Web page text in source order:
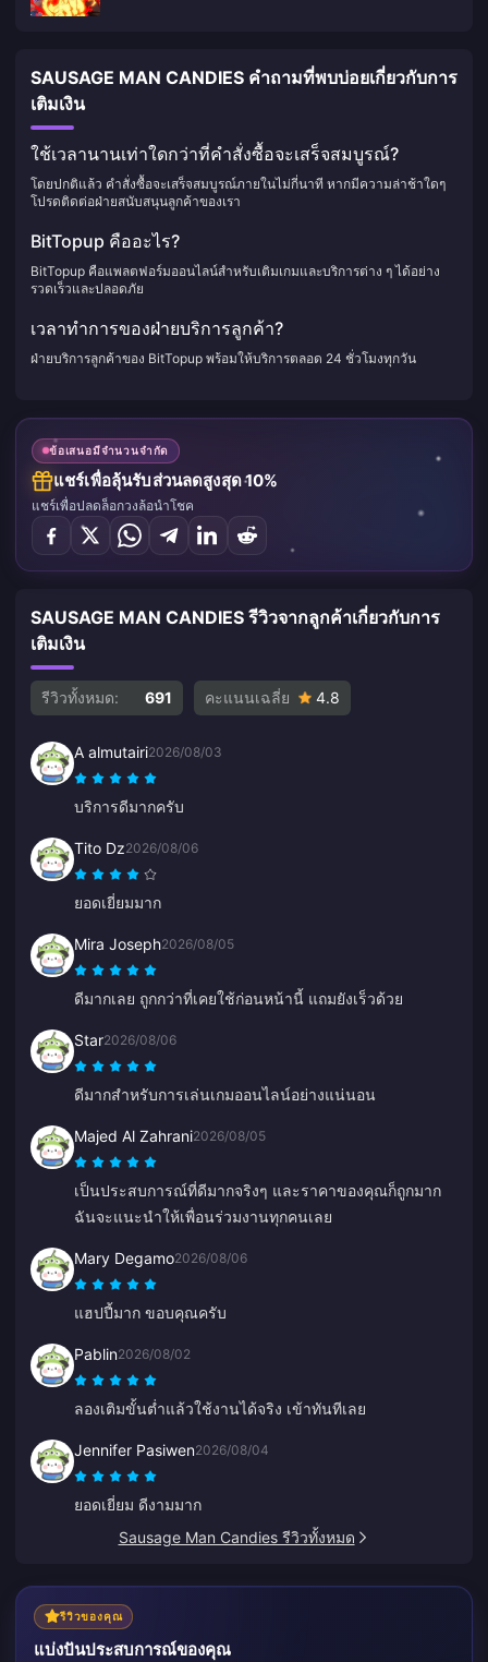
SAUSAGE MAN CANDIES คำถามที่พบบ่อยเกี่ยวกับการ
เติมเงิน
ใช้เวลานานเท่าใดกว่าที่คำสั่งซื้อจะเสร็จสมบูรณ์?
โดยปกติแล้ว คำสั่งซื้อจะเสร็จสมบูรณ์ภายในไม่กี่นาที หากมีความล่าช้าใดๆ
โปรดติดต่อฝ่ายสนับสนุนลูกค้าของเรา
BitTopup คืออะไร?
BitTopup คือแพลตฟอร์มออนไลน์สำหรับเติมเกมและบริการต่าง ๆ ได้อย่าง
รวดเร็วและปลอดภัย
เวลาทำการของฝ่ายบริการลูกค้า?
ฝ่ายบริการลูกค้าของ BitTopup พร้อมให้บริการตลอด 24 ชั่วโมงทุกวัน
ข้อเสนอมีจำนวนจำกัด
แชร์เพื่อลุ้นรับส่วนลดสูงสุด 10%
แชร์เพื่อปลดล็อกวงล้อนำโชค
SAUSAGE MAN CANDIES รีวิวจากลูกค้าเกี่ยวกับการ
เติมเงิน
รีวิวทั้งหมด: 691 คะแนนเฉลี่ย 4.8
A almutairi2026/08/03
บริการดีมากครับ
Tito Dz2026/08/06
ยอดเยี่ยมมาก
Mira Joseph2026/08/05
ดีมากเลย ถูกกว่าที่เคยใช้ก่อนหน้านี้ แถมยังเร็วด้วย
Star2026/08/06
ดีมากสำหรับการเล่นเกมออนไลน์อย่างแน่นอน
Majed Al Zahrani2026/08/05
เป็นประสบการณ์ที่ดีมากจริงๆ และราคาของคุณก็ถูกมาก
ฉันจะแนะนำให้เพื่อนร่วมงานทุกคนเลย
Mary Degamo2026/08/06
แฮปปี้มาก ขอบคุณครับ
Pablin2026/08/02
ลองเติมขั้นต่ำแล้วใช้งานได้จริง เข้าทันทีเลย
Jennifer Pasiwen2026/08/04
ยอดเยี่ยม ดีงามมาก
Sausage Man Candies รีวิวทั้งหมด
รีวิวของคุณ
แบ่งปันประสบการณ์ของคุณ